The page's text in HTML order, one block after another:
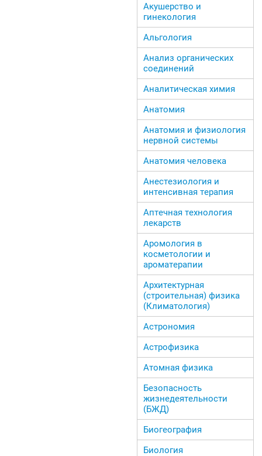
Акушерство и
гинекология
Альгология
Анализ органических
соединений
Аналитическая химия
Анатомия
Анатомия и физиология
нервной системы
Анатомия человека
Анестезиология и
интенсивная терапия
Аптечная технология
лекарств
Аромология в
косметологии и
ароматерапии
Архитектурная
(строительная) физика
(Климатология)
Астрономия
Астрофизика
Атомная физика
Безопасность
жизнедеятельности
(БЖД)
Биогеография
Биология